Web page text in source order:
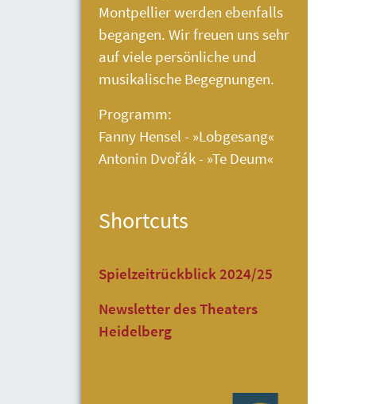
Montpellier werden ebenfalls
begangen. Wir freuen uns sehr
auf viele persönliche und
musikalische Begegnungen.
Programm:
Fanny Hensel - »Lobgesang«
Antonin Dvořák - »Te Deum«
Shortcuts
Spielzeitrückblick 2024/25
Newsletter des Theaters
Heidelberg